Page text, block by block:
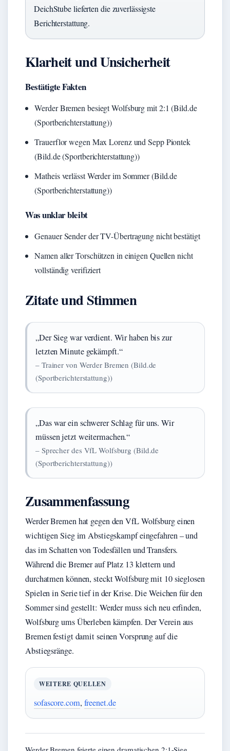
DeichStube lieferten die zuverlässigste
Berichterstattung.
Klarheit und Unsicherheit
Bestätigte Fakten
Werder Bremen besiegt Wolfsburg mit 2:1 (Bild.de
(Sportberichterstattung))
Trauerflor wegen Max Lorenz und Sepp Piontek
(Bild.de (Sportberichterstattung))
Matheis verlässt Werder im Sommer (Bild.de
(Sportberichterstattung))
Was unklar bleibt
Genauer Sender der TV-Übertragung nicht bestätigt
Namen aller Torschützen in einigen Quellen nicht
vollständig verifiziert
Zitate und Stimmen
„Der Sieg war verdient. Wir haben bis zur
letzten Minute gekämpft.“
– Trainer von Werder Bremen (Bild.de
(Sportberichterstattung))
„Das war ein schwerer Schlag für uns. Wir
müssen jetzt weitermachen.“
– Sprecher des VfL Wolfsburg (Bild.de
(Sportberichterstattung))
Zusammenfassung
Werder Bremen hat gegen den VfL Wolfsburg einen
wichtigen Sieg im Abstiegskampf eingefahren – und
das im Schatten von Todesfällen und Transfers.
Während die Bremer auf Platz 13 klettern und
durchatmen können, steckt Wolfsburg mit 10 sieglosen
Spielen in Serie tief in der Krise. Die Weichen für den
Sommer sind gestellt: Werder muss sich neu erfinden,
Wolfsburg ums Überleben kämpfen. Der Verein aus
Bremen festigt damit seinen Vorsprung auf die
Abstiegsränge.
WEITERE QUELLEN
sofascore.com, freenet.de